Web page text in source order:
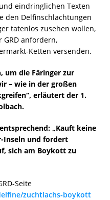
eindringlichen Texten
den Delfinschlachtungen
tatenlos zusehen wollen,
GRD anfordern,
Ketten versenden.
um die Färinger zur
– wie in der großen
erläutert der 1.
„Kauft keine
Inseln und fordert
sich am Boykott zu
Seite
zuchtlachs-boykott